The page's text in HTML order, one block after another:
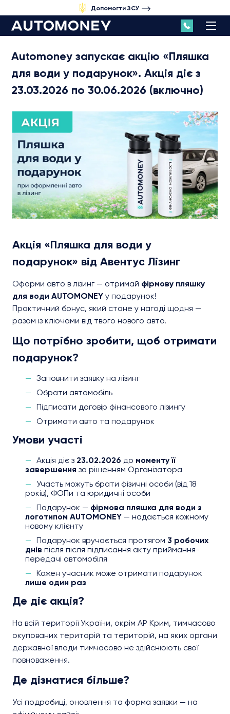
Допомогти ЗСУ
Automoney запускає акцію «Пляшка
для води у подарунок». Акція діє з
23.03.2026 по 30.06.2026 (включно)
Акція «Пляшка для води у
подарунок» від Авентус Лізинг
Оформи авто в лізинг — отримай фірмову пляшку
для води AUTOMONEY у подарунок!
Практичний бонус, який стане у нагоді щодня —
разом із ключами від твого нового авто.
Що потрібно зробити, щоб отримати
подарунок?
Заповнити заявку на лізинг
Обрати автомобіль
Підписати договір фінансового лізингу
Отримати авто та подарунок
Умови участі
Акція діє з 23.02.2026 до моменту її
завершення за рішенням Організатора
Участь можуть брати фізичні особи (від 18
років), ФОПи та юридичні особи
Подарунок — фірмова пляшка для води з
логотипом AUTOMONEY — надається кожному
новому клієнту
Подарунок вручається протягом 3 робочих
днів після після підписання акту приймання-
передачі автомобіля
Кожен учасник може отримати подарунок
лише один раз
Де діє акція?
На всій території України, окрім АР Крим, тимчасово
окупованих територій та територій, на яких органи
державної влади тимчасово не здійснюють свої
повноваження.
Де дізнатися більше?
Усі подробиці, оновлення та форма заявки — на